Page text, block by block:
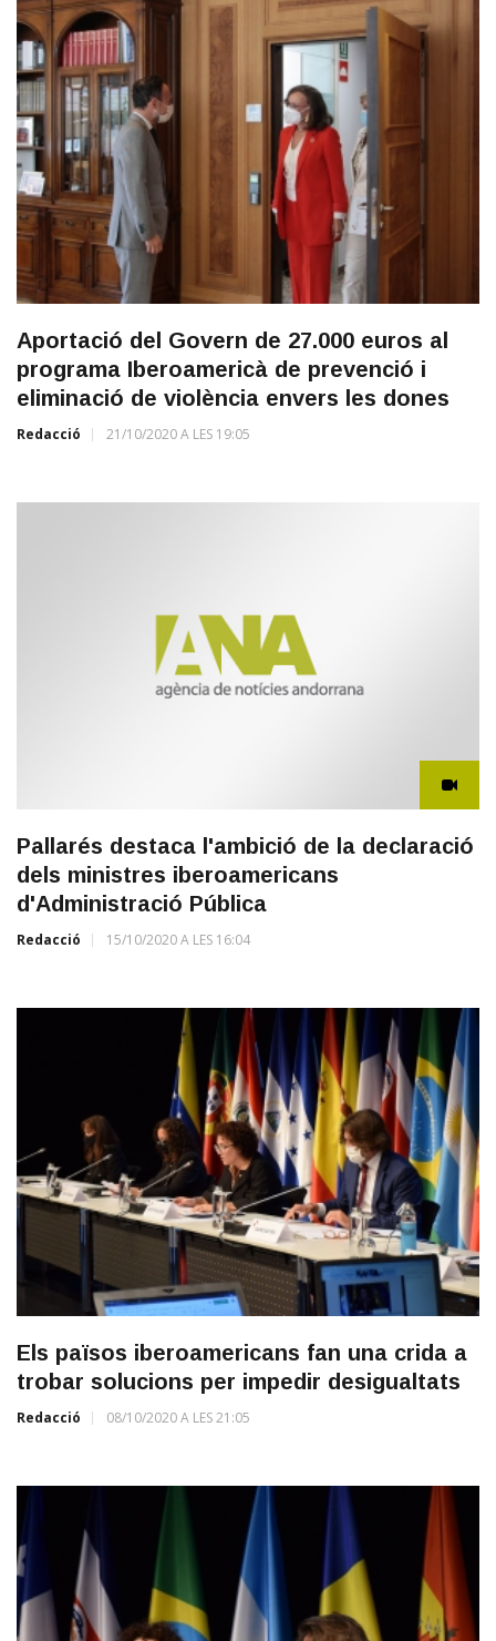
Aportació del Govern de 27.000 euros al
programa Iberoamericà de prevenció i
eliminació de violència envers les dones
Redacció 21/10/2020 A LES 19:05
Pallarés destaca l'ambició de la declaració
dels ministres iberoamericans
d'Administració Pública
Redacció 15/10/2020 A LES 16:04
Els països iberoamericans fan una crida a
trobar solucions per impedir desigualtats
Redacció 08/10/2020 A LES 21:05